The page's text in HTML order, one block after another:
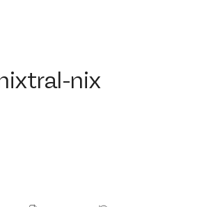
nixnix